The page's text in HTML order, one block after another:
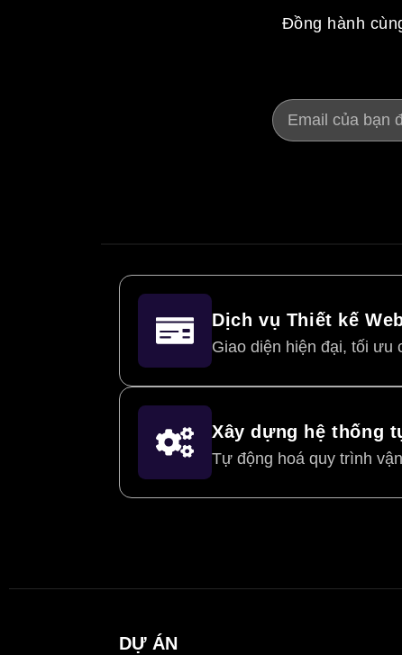
Đồng hành
Dịch vụ Thiết kế
Giao diện hiện đại, tối ưu
Xây dựng hệ thống
Tự động hoá quy trình
DỰ ÁN